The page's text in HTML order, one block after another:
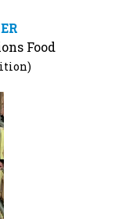
Food